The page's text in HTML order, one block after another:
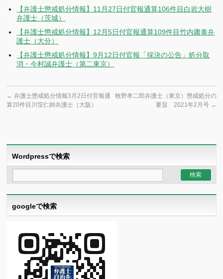
【弁護士懲戒処分情報】11月27日付官報通算106件目白岩大樹
弁護士（茨城）
【弁護士懲戒処分情報】12月5日付官報通算109件目竹内庸泰弁
護士（大分）
【弁護士懲戒処分情報】9月12日付官報「採決の公告」処分取
消・今村誠弁護士（第二東京）
← 弁護士懲戒処分情報3月2日付官報通
算20件目川窪仁帥弁護士（大阪）
牧野孝二郎弁護士（東京）懲戒処分の
要旨 2021年2月号 →
Wordpressで検索
googleで検索